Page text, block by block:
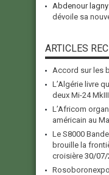
Abdenour lagny
dévoile sa
ARTICLES
Accord sur les
L’Algérie livre
deux Mi-24 MkIII
L’Africom
américain au
Le S8000
brouille la
croisière 30/07/